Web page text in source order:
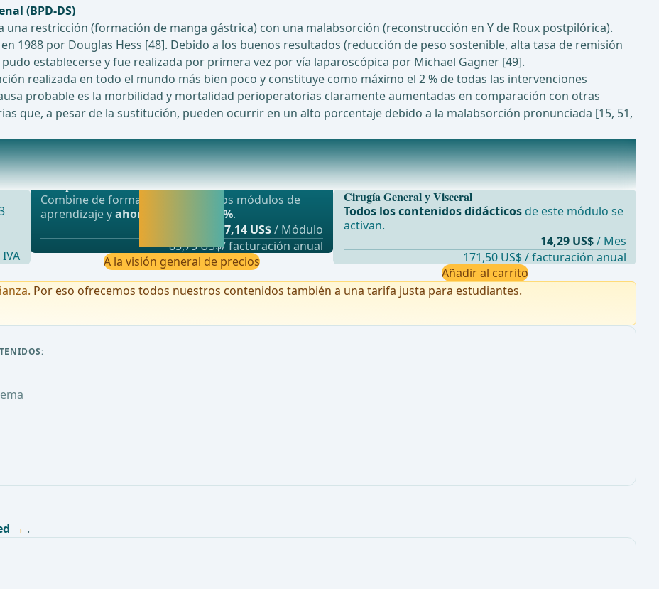
(BPD-DS)
una restricción (formación de manga gástrica) con una malabsorción (reconstrucción en Y de Roux postpilórica).
1988 por Douglas Hess [48]. Debido a los buenos resultados (reducción de peso sostenible, alta tasa de remisión
establecerse y fue realizada por primera vez por vía laparoscópica por Michael Gagner [49].
realizada en todo el mundo más bien poco y constituye como máximo el 2 % de todas las intervenciones
probable es la morbilidad y mortalidad perioperatorias claramente aumentadas en comparación con otras
que, a pesar de la sustitución, pueden ocurrir en un alto porcentaje debido a la malabsorción pronunciada [15, 51,
la diabetes en técnicas de cirugía bariátrica
Oferta más popular
webop - Ahorro flexible
Combine de forma flexible nuestros módulos de
aprendizaje yahorre hasta un 50%.
7,14 US$/ Módulo
85,75 US$/ facturación anual
A la visión general de precios
Cirugía General y Visceral
Todos los contenidos didácticosde este módulo se
activan.
14,29 US$ / Mes
171,50 US$ / facturación anual
Añadir al carrito
Por eso ofrecemos todos nuestros contenidos también a una tarifa justa para estudiantes.
.